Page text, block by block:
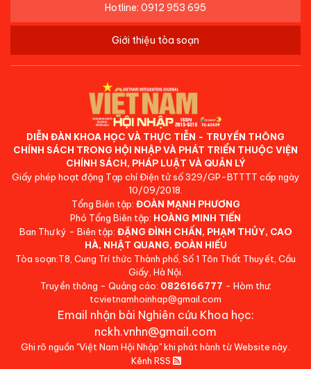
Hotline: 0912 953 695
Giới thiệu tòa soạn
DIỄN ĐÀN KHOA HỌC VÀ THỰC TIỄN - TRUYỀN THÔNG
CHÍNH SÁCH TRONG HỘI NHẬP VÀ PHÁT TRIỂN THUỘC VIỆN
CHÍNH SÁCH, PHÁP LUẬT VÀ QUẢN LÝ
Giấy phép hoạt động Tạp chí Điện tử số 329/GP-BTTTT cấp ngày
10/09/2018.
Tổng Biên tập: ĐOÀN MẠNH PHƯƠNG
Phó Tổng Biên tập: HOÀNG MINH TIẾN
Ban Thư ký - Biên tập: ĐẶNG ĐÌNH CHẤN, PHẠM THỦY, CAO
HÀ, NHẬT QUANG, ĐOÀN HIẾU
Tòa soạn:T8, Cung Trí thức Thành phố, Số 1 Tôn Thất Thuyết, Cầu
Giấy, Hà Nội.
Truyền thông - Quảng cáo: 0826166777 - Hòm thư:
tcvietnamhoinhap@gmail.com
Email nhận bài Nghiên cứu Khoa học:
nckh.vnhn@gmail.com
Ghi rõ nguồn "Việt Nam Hội Nhập" khi phát hành từ Website này.
Kênh RSS